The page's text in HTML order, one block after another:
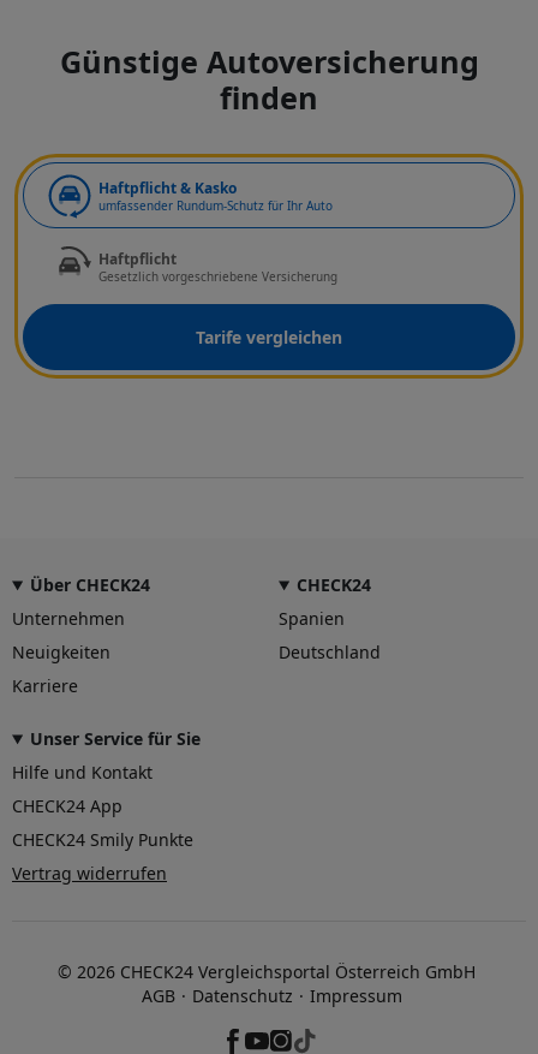
Günstige Autoversicherung
finden
Haftpflicht & Kasko
umfassender Rundum-Schutz für Ihr Auto
Haftpflicht
Gesetzlich vorgeschriebene Versicherung
Tarife vergleichen
Über CHECK24
Unternehmen
Neuigkeiten
Karriere
CHECK24
Spanien
Deutschland
Unser Service für Sie
Hilfe und Kontakt
CHECK24 App
CHECK24 Smily Punkte
Vertrag widerrufen
© 2026 CHECK24 Vergleichsportal Österreich GmbH
AGB
Datenschutz Impressum